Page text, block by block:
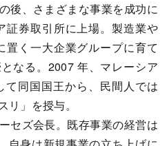
後、さまざまな事業を成功に
証券取引所に上場。製造業や
置く一大企業グループに育て
なる。2007 年、マレーシア
同国国王から、民間人では
」を授与。
セズ会長。既存事業の経営は